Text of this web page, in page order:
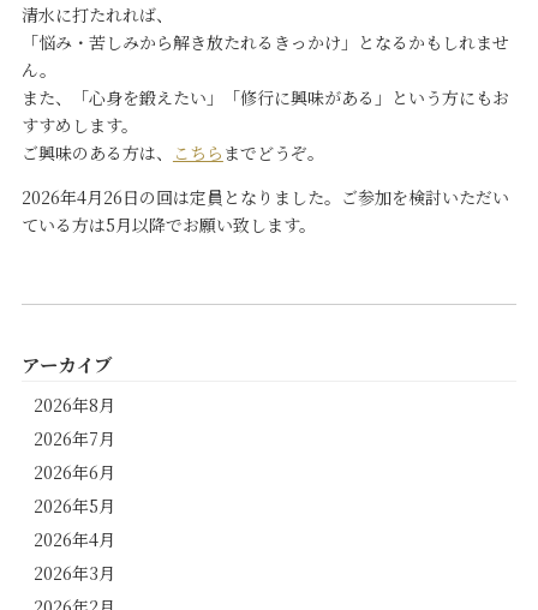
清水に打たれれば、
「悩み・苦しみから解き放たれるきっかけ」となるかもしれませ
ん。
また、「心身を鍛えたい」「修行に興味がある」という方にもお
すすめします。
ご興味のある方は、
こちら までどうぞ。
2026年4月26日の回は定員となりました。ご参加を検討いただい
ている方は5月以降でお願い致します。
アーカイブ
2026年8月
2026年7月
2026年6月
2026年5月
2026年4月
2026年3月